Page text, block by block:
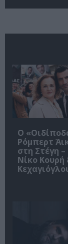
O
Ρόμπερτ
στη Στέγη
Νίκο